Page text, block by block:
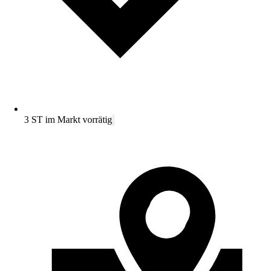
3 ST im Markt vorrätig